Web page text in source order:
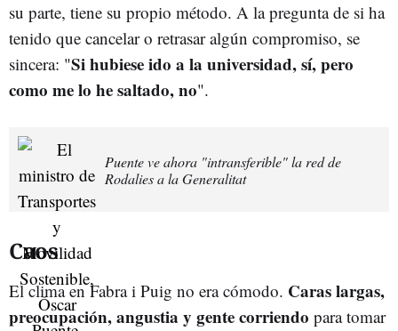
su parte, tiene su propio método. A la pregunta de si ha
tenido que cancelar o retrasar algún compromiso, se
sincera: "Si hubiese ido a la universidad, sí, pero
como me lo he saltado, no".
Puente ve ahora "intransferible" la red de
Rodalies a la Generalitat
Caos
El clima en Fabra i Puig no era cómodo. Caras largas,
preocupación, angustia y gente corriendo para tomar